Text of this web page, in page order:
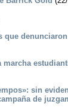
que
marcha
sin
de